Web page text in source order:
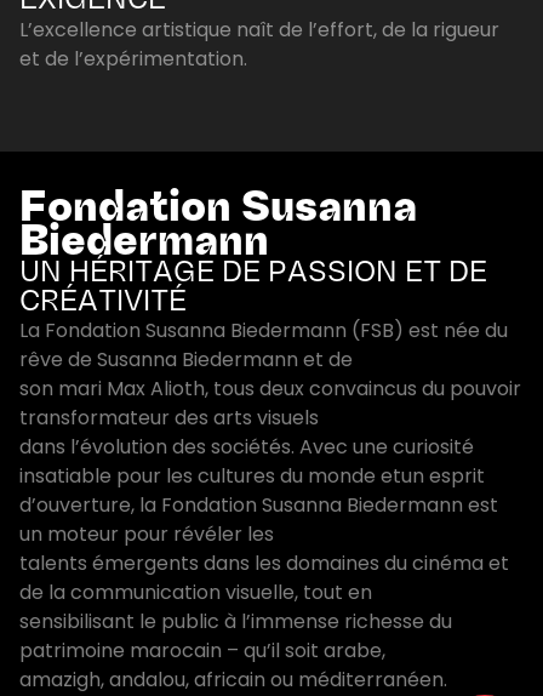
L’excellence artistique naît de l’effort, de la rigueur
et de l’expérimentation.
Fondation Susanna
Biedermann
UN HÉRITAGE DE PASSION ET DE
CRÉATIVITÉ
La Fondation Susanna Biedermann (FSB) est née du
rêve de Susanna Biedermann et de
son mari Max Alioth, tous deux convaincus du pouvoir
transformateur des arts visuels
dans l’évolution des sociétés. Avec une curiosité
insatiable pour les cultures du monde etun esprit
d’ouverture, la Fondation Susanna Biedermann est
un moteur pour révéler les
talents émergents dans les domaines du cinéma et
de la communication visuelle, tout en
sensibilisant le public à l’immense richesse du
patrimoine marocain – qu’il soit arabe,
amazigh, andalou, africain ou méditerranéen.